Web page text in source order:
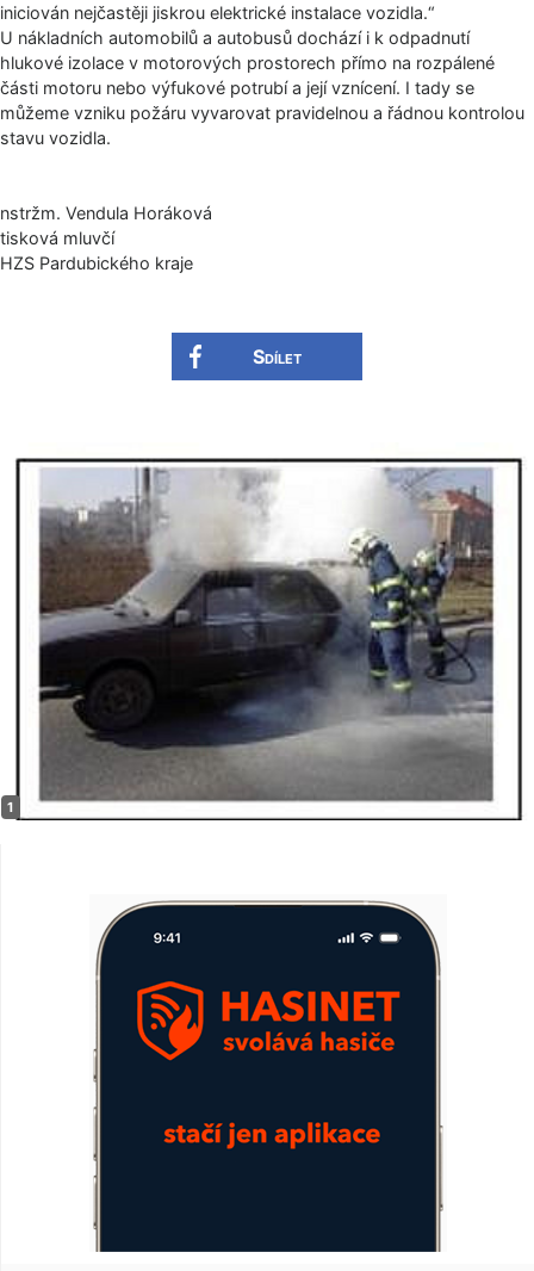
iniciován nejčastěji jiskrou elektrické instalace vozidla.“
U nákladních automobilů a autobusů dochází i k odpadnutí
hlukové izolace v motorových prostorech přímo na rozpálené
části motoru nebo výfukové potrubí a její vznícení. I tady se
můžeme vzniku požáru vyvarovat pravidelnou a řádnou kontrolou
stavu vozidla.
nstržm. Vendula Horáková
tisková mluvčí
HZS Pardubického kraje
Sdílet